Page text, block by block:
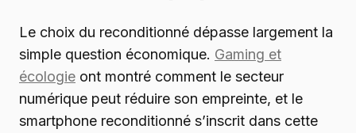
Le choix du reconditionné dépasse largement la
simple question économique. Gaming et
écologie ont montré comment le secteur
numérique peut réduire son empreinte, et le
smartphone reconditionné s’inscrit dans cette